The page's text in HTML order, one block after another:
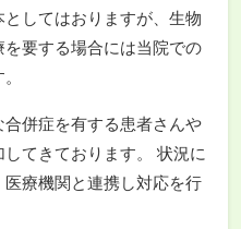
してはおりますが、生物
要する場合には当院での
併症を有する患者さんや
てきております。 状況に
療機関と連携し対応を行